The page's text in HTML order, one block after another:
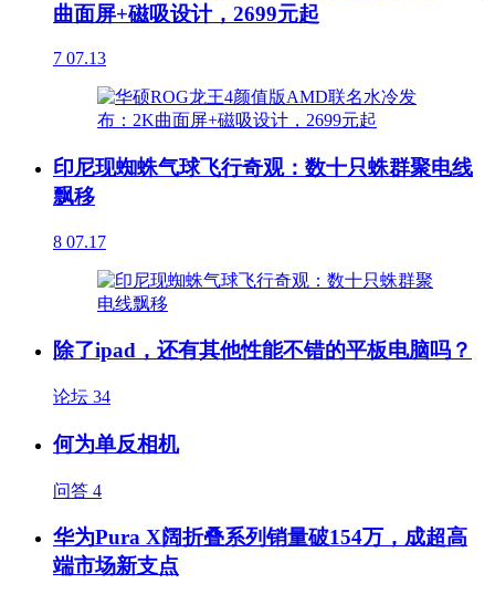
曲面屏+磁吸设计，2699元起
7 07.13
印尼现蜘蛛气球飞行奇观：数十只蛛群聚电线
飘移
8 07.17
除了ipad，还有其他性能不错的平板电脑吗？
论坛 34
何为单反相机
问答 4
华为Pura X阔折叠系列销量破154万，成超高
端市场新支点